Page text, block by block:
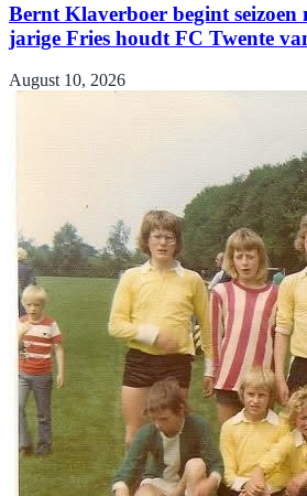
Bernt Klaverboer begint seizoen
jarige Fries houdt FC Twente
August 10, 2026